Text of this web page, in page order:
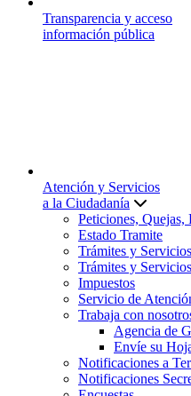
Transparencia y acceso
información pública
Atención y Servicios
a la Ciudadanía
Peticiones, Quejas,
Estado Tramite
Trámites y Servicios
Trámites y
Impuestos
Servicio de
Trabaja con
Agencia de
Envíe su
Notificaciones a
Notificaciones